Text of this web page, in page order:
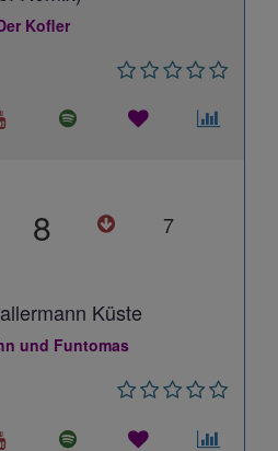
Kofler
8 7
Küste
und Funtomas